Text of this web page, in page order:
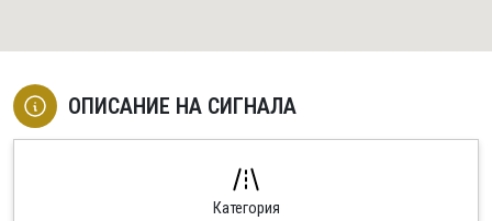
ОПИСАНИЕ НА СИГНАЛА
Категория